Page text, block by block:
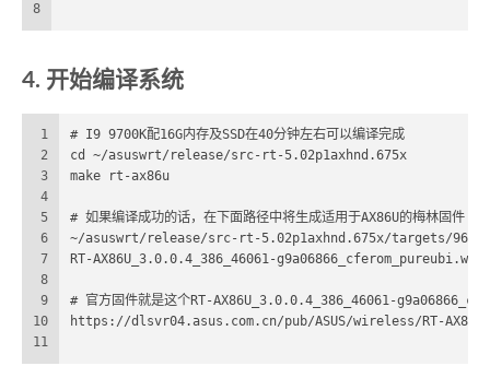
8
4. 开始编译系统
1
2
3
4
5
6
7
8
9
10
11
# I9 9700K配16G内存及SSD在40分钟左右可以编译完成
cd ~/asuswrt/release/src-rt-5.02p1axhnd.675x
make rt-ax86u
# 如果编译成功的话，在下面路径中将生成适用于AX86U的梅林固件
~/asuswrt/release/src-rt-5.02p1axhnd.675x/targets/
RT-AX86U_3.0.0.4_386_46061-g9a06866_cferom_pureubi.w
# 官方固件就是这个RT-AX86U_3.0.0.4_386_46061-
https://dlsvr04.asus.com.cn/pub/ASUS/wireless/RT-AX86U/